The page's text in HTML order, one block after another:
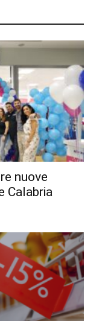
nuove
Calabria